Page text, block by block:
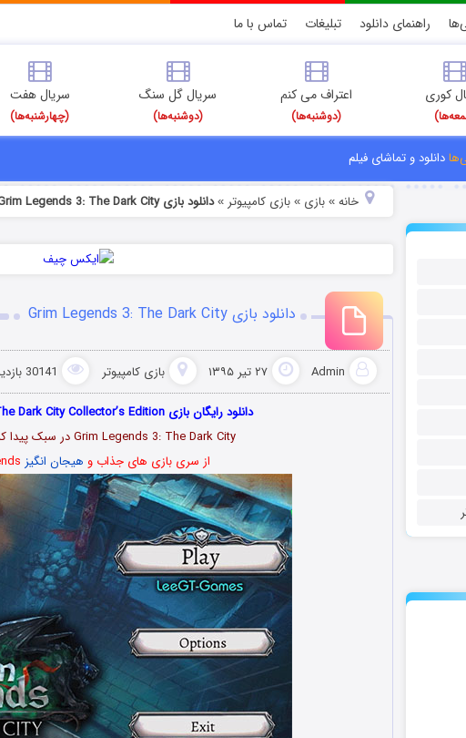
راهنمای دانلود تبلیغات تماس با ما
کوری اعتراف می کنم
(دوشنبه‌ها)
سریال گل سنگ
(دوشنبه‌ها)
سریال هفت
(چهارشنبه‌ها)
دانلود و تماشای فیلم
خانه» بازی » بازی کامپیوتر »دانلود بازی Grim Legends 3: The Dark City
دانلود بازی Grim Legends 3: The Dark City
Admin ۲۷ تیر ۱۳۹۵ بازی کامپیوتر 30141 بازدید
دانلود رایگان بازی Grim Legends 3: The Dark City Collector’s Edition
Grim Legends 3: The Dark City در سبک پیدا کردن اشیاء مخفی
از سری بازی های جذاب و هیجان انگیز